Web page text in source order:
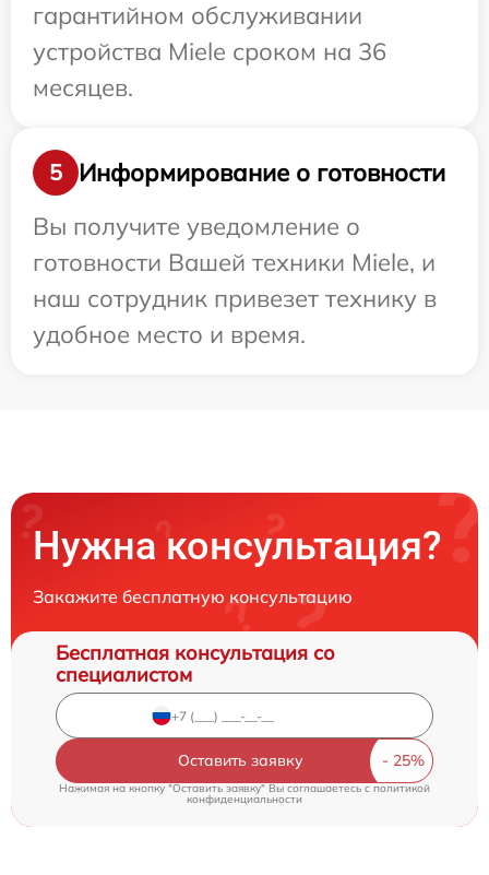
гарантийном обслуживании
устройства Miele сроком на 36
месяцев.
5
Информирование о готовности
Вы получите уведомление о
готовности Вашей техники Miele, и
наш сотрудник привезет технику в
удобное место и время.
Нужна консультация?
Закажите бесплатную консультацию
Бесплатная консультация со
специалистом
Оставить заявку
Нажимая на кнопку "Оставить заявку" Вы соглашаетесь cполитикой
конфиденциальности